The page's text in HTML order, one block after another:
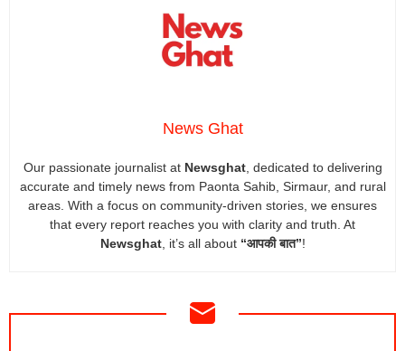
News Ghat
Our passionate journalist at Newsghat, dedicated to delivering
accurate and timely news from Paonta Sahib, Sirmaur, and rural
areas. With a focus on community-driven stories, we ensures
that every report reaches you with clarity and truth. At
Newsghat, it’s all about “आपकी बात”!